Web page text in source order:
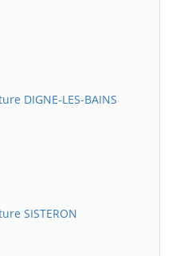
DIGNE-LES-BAINS
SISTERON